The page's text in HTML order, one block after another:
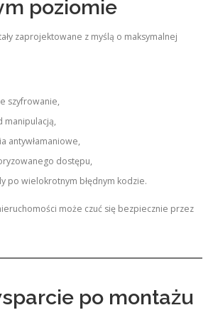
poziomie
zaprojektowane z myślą o maksymalnej
szyfrowanie,
manipulacją,
antywłamaniowe,
dostępu,
po wielokrotnym błędnym kodzie.
może czuć się bezpiecznie przez
po montażu